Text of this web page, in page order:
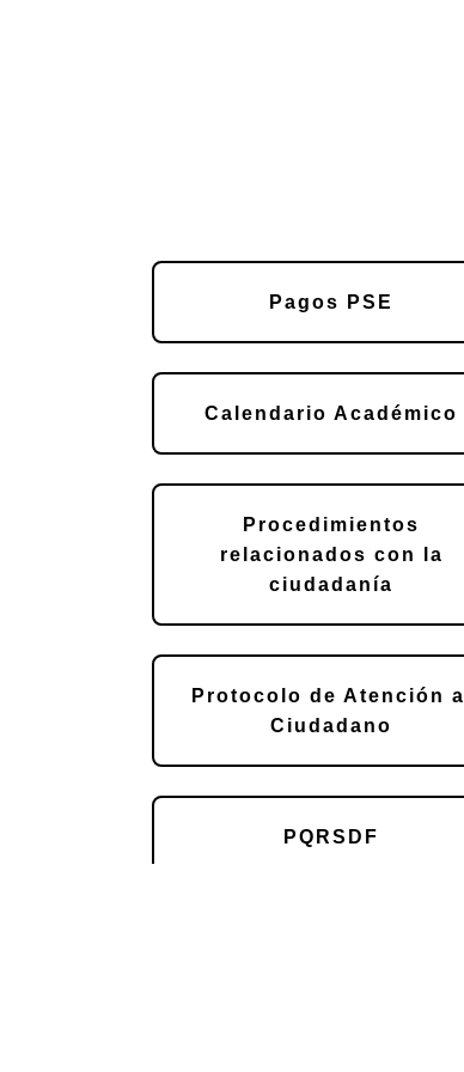
Pagos PSE
Calendario Académico
Procedimientos
relacionados con la
ciudadanía
Protocolo de Atención al
Ciudadano
PQRSDF